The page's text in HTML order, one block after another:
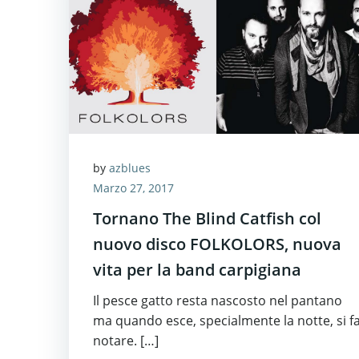
by azblues
Marzo 27, 2017
Tornano The Blind Catfish col
nuovo disco FOLKOLORS, nuova
vita per la band carpigiana
Il pesce gatto resta nascosto nel pantano
ma quando esce, specialmente la notte, si
notare. […]